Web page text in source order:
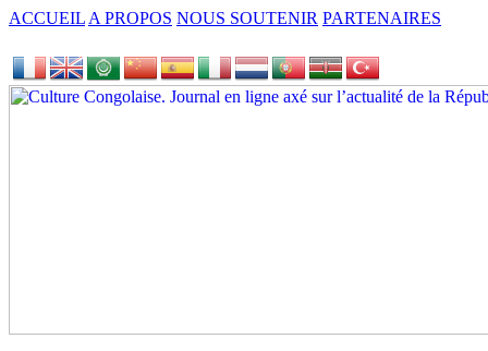
ACCUEIL A PROPOS NOUS SOUTENIR PARTENAIRES